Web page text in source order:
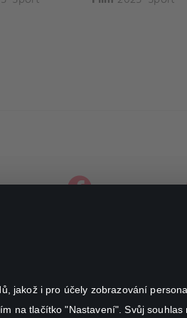
jakož i pro účely zobrazování
na tlačítko "Nastavení". Svůj souhlas
facebook